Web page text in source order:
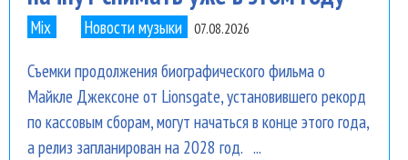
Mix Новости музыки 07.08.2026
Съемки продолжения биографического фильма о
Майкле Джексоне от Lionsgate, установившего рекорд
по кассовым сборам, могут начаться в конце этого года,
а релиз запланирован на 2028 год. ...